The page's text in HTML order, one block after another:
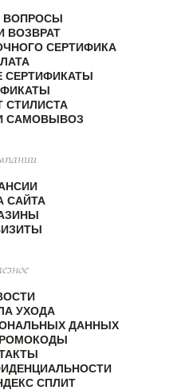
ВОПРОСЫ
ВОЗВРАТ
СЕРТИФИКА
СЕРТИФИКАТЫ
СТИЛИСТА
САМОВЫВОЗ
САЙТА
УХОДА
ДАННЫХ
СПЛИТ